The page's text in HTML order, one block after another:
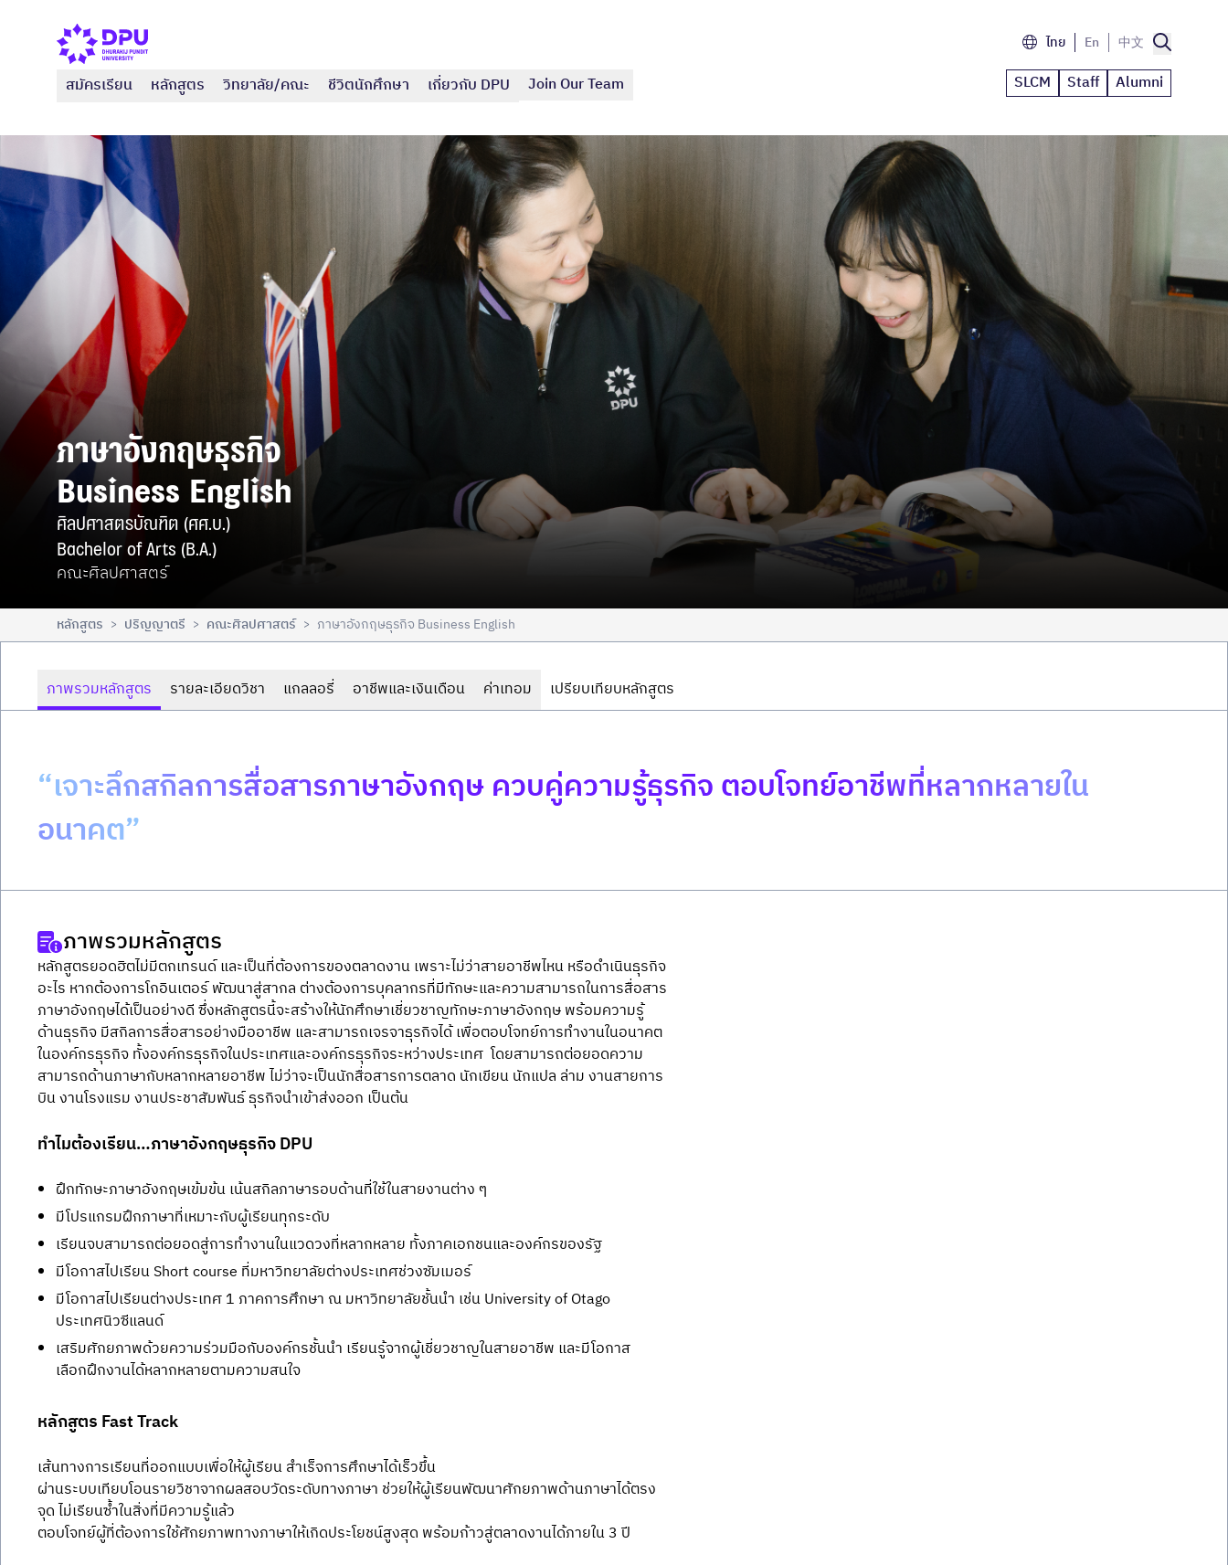
ไทย En 中文
สมัครเรียน หลักสูตร วิทยาลัย/คณะ ชีวิตนักศึกษา เกี่ยวกับ DPU Join Our Team SLCM Staff Alumni
ภาษาอังกฤษธุรกิจ
Business English
ศิลปศาสตรบัณฑิต (ศศ.บ.)
Bachelor of Arts (B.A.)
คณะศิลปศาสตร์
หลักสูตร > ปริญญาตรี > คณะศิลปศาสตร์ > ภาษาอังกฤษธุรกิจ Business English
ภาพรวมหลักสูตร รายละเอียดวิชา แกลลอรี่ อาชีพและเงินเดือน ค่าเทอม เปรียบเทียบหลักสูตร
“เจาะลึกสกิลการสื่อสารภาษาอังกฤษ ควบคู่ความรู้ธุรกิจ ตอบโจทย์อาชีพที่หลากหลายใน
อนาคต”
ภาพรวมหลักสูตร
หลักสูตรยอดฮิตไม่มีตกเทรนด์ และเป็นที่ต้องการของตลาดงาน เพราะไม่ว่าสายอาชีพไหน หรือดำเนินธุรกิจ
อะไร หากต้องการโกอินเตอร์ พัฒนาสู่สากล ต่างต้องการบุคลากรที่มีทักษะและความสามารถในการสื่อสาร
ภาษาอังกฤษได้เป็นอย่างดี ซึ่งหลักสูตรนี้จะสร้างให้นักศึกษาเชี่ยวชาญทักษะภาษาอังกฤษ พร้อมความรู้
ด้านธุรกิจ มีสกิลการสื่อสารอย่างมืออาชีพ และสามารถเจรจาธุรกิจได้ เพื่อตอบโจทย์การทำงานในอนาคต
ในองค์กรธุรกิจ ทั้งองค์กรธุรกิจในประเทศและองค์กรธุรกิจระหว่างประเทศ  โดยสามารถต่อยอดความ
สามารถด้านภาษากับหลากหลายอาชีพ ไม่ว่าจะเป็นนักสื่อสารการตลาด นักเขียน นักแปล ล่าม งานสายการ
บิน งานโรงแรม งานประชาสัมพันธ์ ธุรกิจนำเข้าส่งออก เป็นต้น
ทำไมต้องเรียน…ภาษาอังกฤษธุรกิจ DPU
ฝึกทักษะภาษาอังกฤษเข้มข้น เน้นสกิลภาษารอบด้านที่ใช้ในสายงานต่าง ๆ
มีโปรแกรมฝึกภาษาที่เหมาะกับผู้เรียนทุกระดับ
เรียนจบสามารถต่อยอดสู่การทำงานในแวดวงที่หลากหลาย ทั้งภาคเอกชนและองค์กรของรัฐ
มีโอกาสไปเรียน Short course ที่มหาวิทยาลัยต่างประเทศช่วงซัมเมอร์
มีโอกาสไปเรียนต่างประเทศ 1 ภาคการศึกษา ณ มหาวิทยาลัยชั้นนำ เช่น University of Otago
ประเทศนิวซีแลนด์
เสริมศักยภาพด้วยความร่วมมือกับองค์กรชั้นนำ เรียนรู้จากผู้เชี่ยวชาญในสายอาชีพ และมีโอกาส
เลือกฝึกงานได้หลากหลายตามความสนใจ
หลักสูตร Fast Track
เส้นทางการเรียนที่ออกแบบเพื่อให้ผู้เรียน สำเร็จการศึกษาได้เร็วขึ้น
ผ่านระบบเทียบโอนรายวิชาจากผลสอบวัดระดับทางภาษา ช่วยให้ผู้เรียนพัฒนาศักยภาพด้านภาษาได้ตรง
จุด ไม่เรียนซ้ำในสิ่งที่มีความรู้แล้ว
ตอบโจทย์ผู้ที่ต้องการใช้ศักยภาพทางภาษาให้เกิดประโยชน์สูงสุด พร้อมก้าวสู่ตลาดงานได้ภายใน 3 ปี